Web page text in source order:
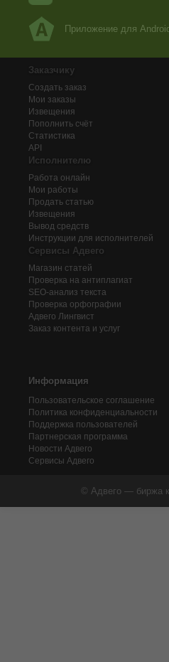
Приложение для Android
Заказчику
Создать заказ
Мои заказы
Извещения
Пополнить счёт
Статистика
API
Исполнителю
Работа онлайн
Мои работы
Продать статью
Извещения
Вывод средств
Инструкции для исполнителей
Сервисы Адвего
Магазин статей
Проверка на антиплагиат
SEO-анализ текста
Проверка орфографии
Адвего Лингвист
Заказ контента и услуг
Информация
Пользовательское соглашение
Политика конфиденциальности
Поддержка пользователей
Партнерская программа
Новости Адвего
Сервисы Адвего
© Адвего — биржа